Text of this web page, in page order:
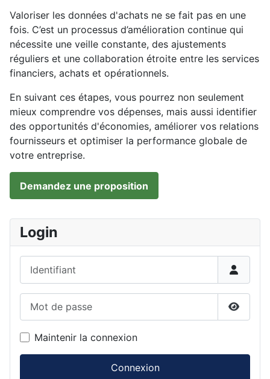
Valoriser les données d'achats ne se fait pas en une
fois. C’est un processus d’amélioration continue qui
nécessite une veille constante, des ajustements
réguliers et une collaboration étroite entre les services
financiers, achats et opérationnels.
En suivant ces étapes, vous pourrez non seulement
mieux comprendre vos dépenses, mais aussi identifier
des opportunités d'économies, améliorer vos relations
fournisseurs et optimiser la performance globale de
votre entreprise.
Demandez une proposition
Login
Maintenir la connexion
Connexion